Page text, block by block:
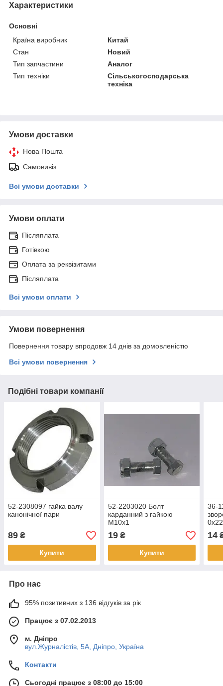
Характеристики
Основні
Країна виробник
Китай
Стан
Новий
Тип запчастини
Аналог
Тип техніки
Сільськогосподарська
техніка
Умови доставки
Нова Пошта
Самовивіз
Всі умови доставки
Умови оплати
Післяплата
Готівкою
Оплата за реквізитами
Післяплата
Всі умови оплати
Умови повернення
Повернення товару впродовж 14 днів за домовленістю
Всі умови повернення
Подібні товари компанії
52-2308097 гайка валу
канонічної пари
89 ₴
Купити
52-2203020 Болт
карданний з гайкою
М10х1
19₴
Купити
36-
14
Про нас
95% позитивних з 136 відгуків за рік
Працює з 07.02.2013
м. Дніпро
вул.Журналістів, 5А, Дніпро, Україна
Контакти
Сьогодні працює з 08:00 до 15:00